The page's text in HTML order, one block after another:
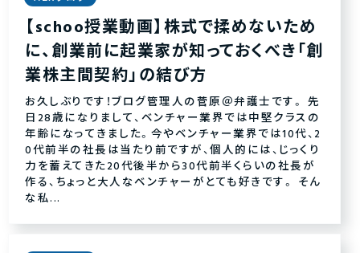
【schoo授業動画】株式で揉めないため
に、創業前に起業家が知っておくべき「創
業株主間契約」の結び方
お久しぶりです！ブログ管理人の菅原＠弁護士です。 先
日28歳になりまして、ベンチャー業界では中堅クラスの
年齢になってきました。今やベンチャー業界では10代、2
0代前半の社長は当たり前ですが、個人的には、じっくり
力を蓄えてきた20代後半から30代前半くらいの社長が
作る、ちょっと大人なベンチャーがとても好きです。 そん
な私...